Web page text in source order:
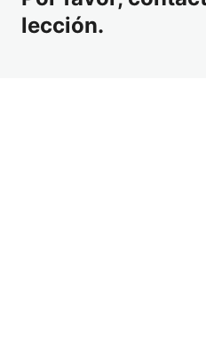
lección.